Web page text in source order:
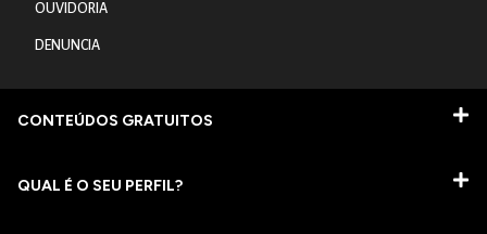
OUVIDORIA
DENUNCIA
CONTEÚDOS GRATUITOS
QUAL É O SEU PERFIL?